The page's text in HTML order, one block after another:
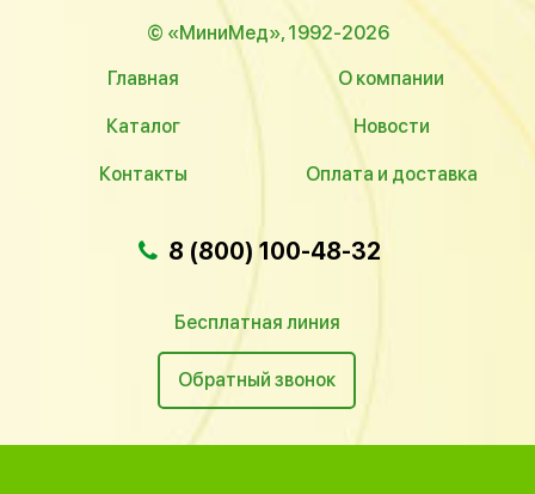
© «МиниМед», 1992-2026
Главная
О компании
Каталог Новости
Контакты Оплата и доставка
8 (800) 100-48-32
Бесплатная линия
Обратный звонок